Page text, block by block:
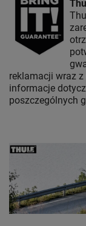
reklamacji wraz
informacje
poszczególnych